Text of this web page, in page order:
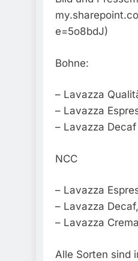
e=5o8bdJ)
Bohne:
– Lavazza
– Lavazza
– Lavazza
NCC
– Lavazza
– Lavazza
– Lavazza
Alle Sorten sind